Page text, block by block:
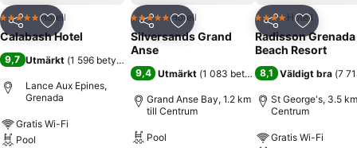
Dela Lägg till i Mina Favoriter
5 StjärnorHotell
Calabash Hotel
9,7 Utmärkt (1 596 betyg)
Lance Aux Epines,
Grenada
Gratis Wi-Fi
Pool
Dela Lägg till i Mina Favoriter
5 StjärnorHotell
Silversands Grand
Anse
9,4 Utmärkt (1 083 betyg)
Grand Anse Bay, 1.2 km
till Centrum
Pool
Dela Lägg till
4 StjärnorHotell
Radisson Grenada
Beach Resort
8,1 Väldigt bra (7
St George's, 3.5
Centrum
Gratis Wi-Fi